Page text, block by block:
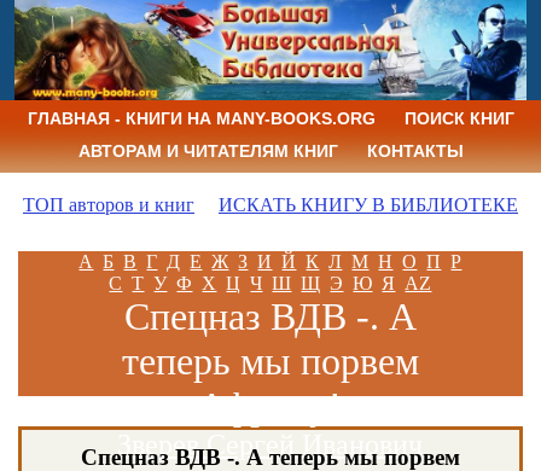
ГЛАВНАЯ - КНИГИ НА MANY-BOOKS.ORG
ПОИСК КНИГ
АВТОРАМ И ЧИТАТЕЛЯМ КНИГ
КОНТАКТЫ
ТОП авторов и книг ИСКАТЬ КНИГУ В БИБЛИОТЕКЕ
А Б В Г Д Е Ж З И Й К Л М Н О П Р
С Т У Ф Х Ц Ч Ш Щ Э Ю Я AZ
Спецназ ВДВ -. А
теперь мы порвем
Африку!
Зверев Сергей Иванович
Спецназ ВДВ -. А теперь мы порвем